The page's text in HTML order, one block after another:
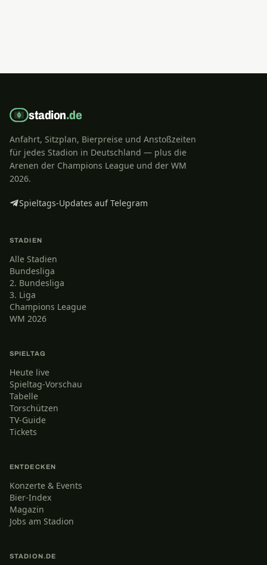
stadion.de
Anfahrt, Sitzplan, Bierpreise und Anstoßzeiten
für jedes Stadion in Deutschland — plus die
Arenen der Champions League und der WM
2026.
Spieltags-Updates auf Telegram
STADIEN
Alle Stadien
Bundesliga
2. Bundesliga
3. Liga
Champions League
WM 2026
SPIELTAG
Heute live
Spieltag-Vorschau
Tabelle
Torschützen
TV-Guide
Tickets
ENTDECKEN
Konzerte & Events
Bier-Index
Magazin
Jobs am Stadion
STADION.DE